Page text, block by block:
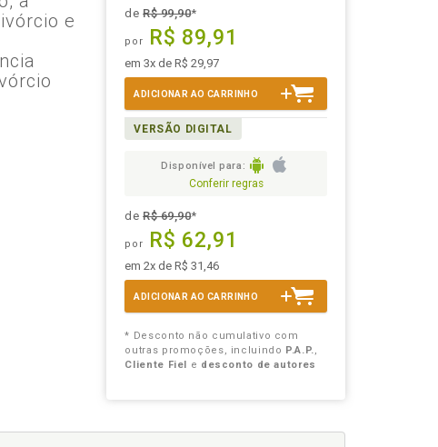
e
deR$ 99,90*
por R$ 89,91
em 3x de R$ 29,97
ADICIONAR AO CARRINHO
VERSÃO DIGITAL
Disponível para:
Conferir regras
deR$ 69,90*
por R$ 62,91
em 2x de R$ 31,46
ADICIONAR AO CARRINHO
* Desconto não cumulativo com
outras promoções, incluindo P.A.P.,
Cliente Fiel
e desconto de autores